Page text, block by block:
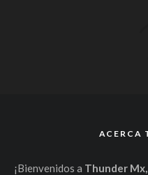
ACERCA
¡Bienvenidos a Thunder Mx,